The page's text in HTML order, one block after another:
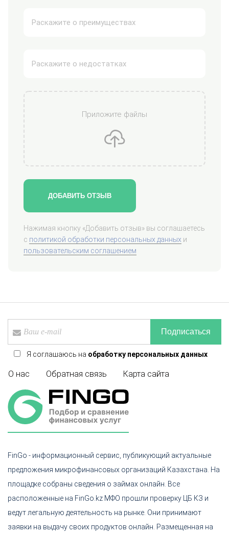
Приложите файлы
ДОБАВИТЬ ОТЗЫВ
Нажимая кнопку «Добавить отзыв» вы соглашаетесь
с политикой обработки персональных данных и
пользовательским соглашением
О нас Обратная связь Карта сайта
Подписаться
Я соглашаюсь на обработку персональных данных
FinGo - информационный сервис, публикующий актуальные
предложения микрофинансовых организаций Казахстана. На
площадке собраны сведения о займах онлайн. Все
расположенные на FinGo.kz МФО прошли проверку ЦБ КЗ и
ведут легальную деятельность на рынке. Они принимают
заявки на выдачу своих продуктов онлайн. Размещенная на